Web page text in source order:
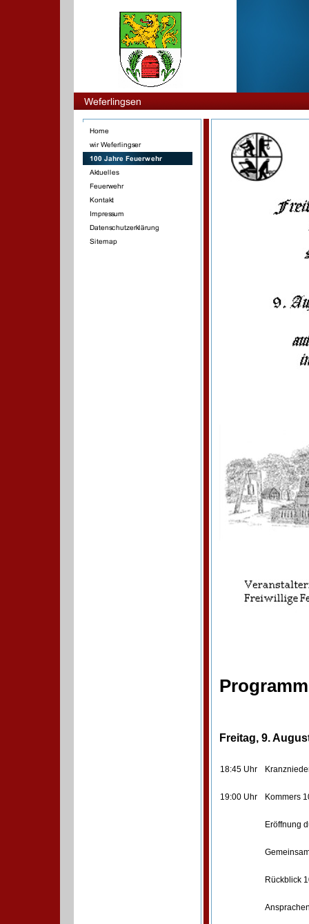
Freitag, 9.
18:45 Uhr
19:00 Uhr Kommers
Eröffnung
Rückblick